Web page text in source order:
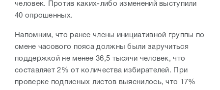
человек. Против каких-либо изменений выступили
40 опрошенных.
Напомним, что ранее члены инициативной группы по
смене часового пояса должны были заручиться
поддержкой не менее 36,5 тысячи человек, что
составляет 2% от количества избирателей. При
проверке подписных листов выяснилось, что 17%